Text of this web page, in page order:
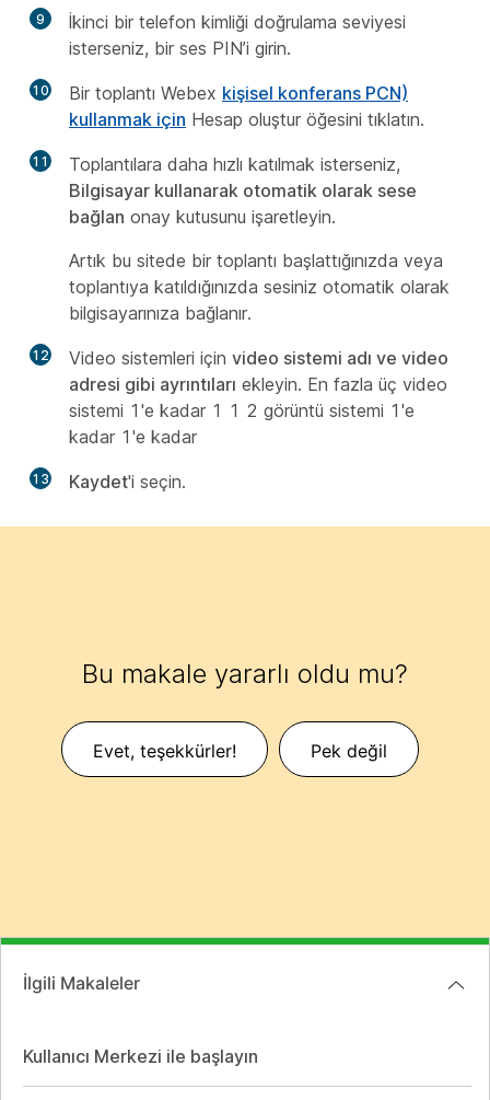
9
İkinci bir telefon kimliği doğrulama seviyesi
isterseniz, bir ses PIN’i girin.
10 Bir toplantı Webex kişisel konferans PCN)
kullanmak için Hesap oluştur öğesini tıklatın.
11
Toplantılara daha hızlı katılmak isterseniz,
Bilgisayar kullanarak otomatik olarak sese
bağlan onay kutusunu işaretleyin.
Artık bu sitede bir toplantı başlattığınızda veya
toplantıya katıldığınızda sesiniz otomatik olarak
bilgisayarınıza bağlanır.
12 Video sistemleri için video sistemi adı ve video
adresi gibi ayrıntıları ekleyin. En fazla üç video
sistemi 1'e kadar 1 1 2 görüntü sistemi 1'e
kadar 1'e kadar
13 Kaydet'i seçin.
Bu makale yararlı oldu mu?
Evet, teşekkürler! Pek değil
İlgili Makaleler
Kullanıcı Merkezi ile başlayın